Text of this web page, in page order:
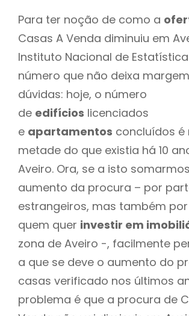
Para ter noção de como a
Casas A Venda diminuiu em
Instituto Nacional de
número que não deixa
dúvidas: hoje, o número
de edifícios licenciados
e apartamentos concluídos é
metade do que existia há 10
Aveiro. Ora, se a isto
aumento da procura – por
estrangeiros, mas também
quem quer investir em
zona de Aveiro -, facilmente
a que se deve o aumento do
casas verificado nos últimos
problema é que a procura de